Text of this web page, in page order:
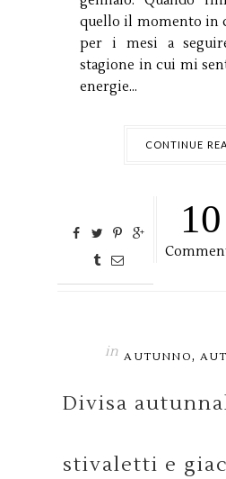
quello il momento in
per i mesi a
stagione in cui mi
energie...
CONTINUE
10
in AUTUNNO,
Divisa
stivaletti e